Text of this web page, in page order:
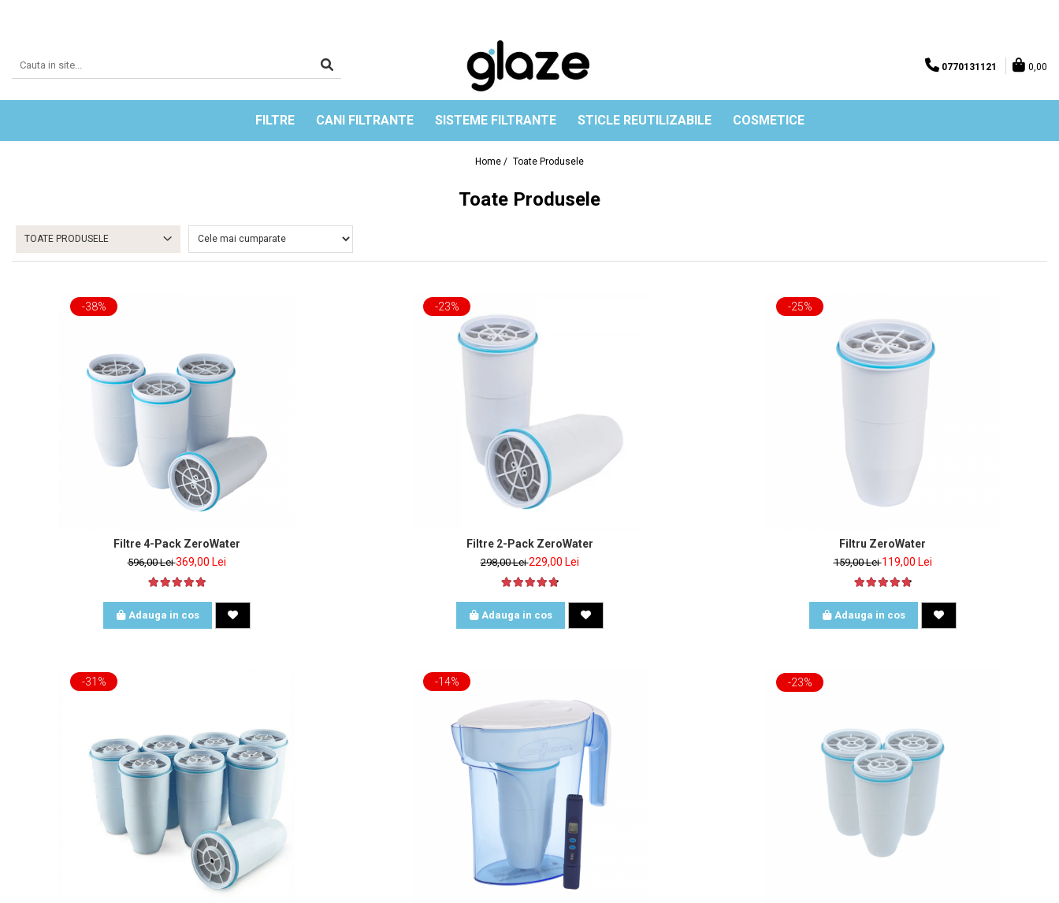
0770131121 0,00
FILTRE CANI FILTRANTE SISTEME FILTRANTE STICLE REUTILIZABILE COSMETICE
Home / Toate Produsele
Toate Produsele
TOATE PRODUSELE
-38%
Filtre 4-Pack ZeroWater
596,00 Lei369,00 Lei
Adauga in cos
-23%
Filtre 2-Pack ZeroWater
298,00 Lei229,00 Lei
Adauga in cos
-25%
Filtru ZeroWater
159,00 Lei119,00 Lei
Adauga in cos
-31% -14% -23%